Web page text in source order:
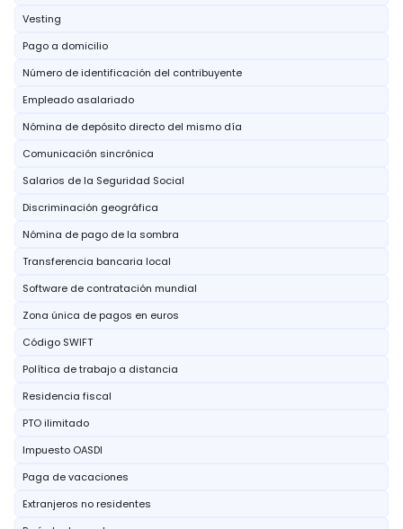
Vesting
Pago a domicilio
Número de identificación del contribuyente
Empleado asalariado
Nómina de depósito directo del mismo día
Comunicación sincrónica
Salarios de la Seguridad Social
Discriminación geográfica
Nómina de pago de la sombra
Transferencia bancaria local
Software de contratación mundial
Zona única de pagos en euros
Código SWIFT
Política de trabajo a distancia
Residencia fiscal
PTO ilimitado
Impuesto OASDI
Paga de vacaciones
Extranjeros no residentes